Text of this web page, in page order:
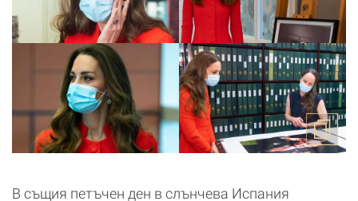
В същия петъчен ден в слънчева Испания